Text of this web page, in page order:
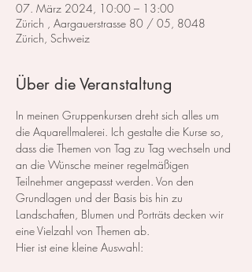
07. März 2024, 10:00 – 13:00
Zürich , Aargauerstrasse 80 / 05, 8048
Zürich, Schweiz
Über die Veranstaltung
In meinen Gruppenkursen dreht sich alles um
die Aquarellmalerei. Ich gestalte die Kurse so,
dass die Themen von Tag zu Tag wechseln und
an die Wünsche meiner regelmäßigen
Teilnehmer angepasst werden. Von den
Grundlagen und der Basis bis hin zu
Landschaften, Blumen und Porträts decken wir
eine Vielzahl von Themen ab.
Hier ist eine kleine Auswahl: